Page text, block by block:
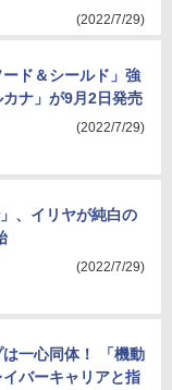
(2022/7/29)
ード＆シールド」強
ナ」が9月2日発売
(2022/7/29)
、イリヤが純白の
(2022/7/29)
一心同体！ 「機動
バーキャリアと指